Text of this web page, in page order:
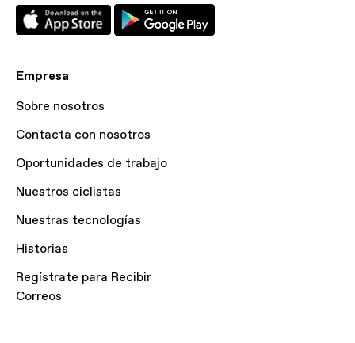
Empresa
Sobre nosotros
Contacta con nosotros
Oportunidades de trabajo
Nuestros ciclistas
Nuestras tecnologías
Historias
Regístrate para Recibir
Correos